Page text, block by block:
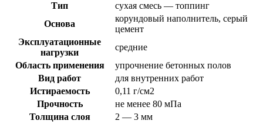
Тип
сухая смесь — топпинг
Основа
корундовый наполнитель, серый
цемент
Эксплуатационные
нагрузки
средние
Область применения
упрочнение бетонных полов
Вид работ
для внутренних работ
Истираемость
0,11 г/см2
Прочность
не менее 80 мПа
Толщина слоя
2 — 3 мм